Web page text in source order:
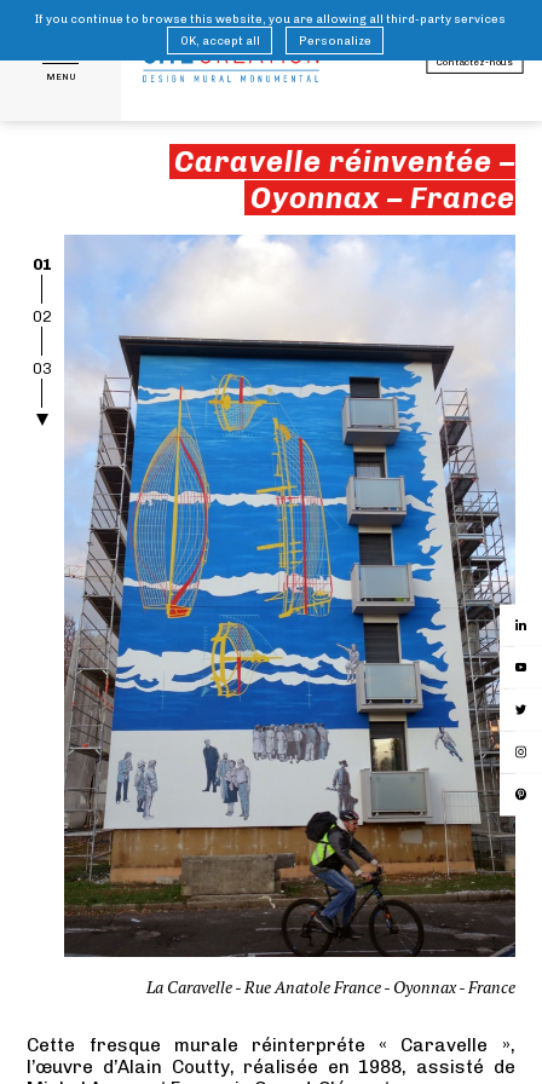
MENU
Contactez-nous
FR EN
Caravelle réinventée –
Oyonnax – France
Cette fresque murale réinterpréte « Caravelle »,
l’œuvre d’Alain Coutty, réalisée en 1988, assisté de
01
02
03
04
La Caravelle - Rue Anatole France - Oyonnax - France
If you continue to browse this website, you are allowing all third-party services
OK, accept all
Personalize